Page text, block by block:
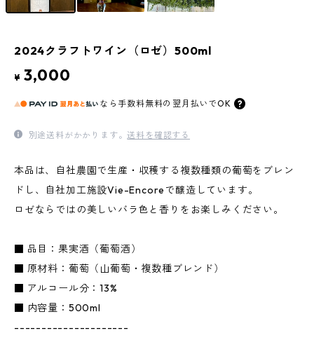
2024クラフトワイン（ロゼ）500ml
¥ 3,000
なら 手数料無料の 翌月払いでOK
別途送料がかかります。送料を確認する
本品は、自社農園で生産・収穫する複数種類の葡萄をブレン
ドし、自社加工施設Vie-Encoreで醸造しています。
ロゼならではの美しいバラ色と香りをお楽しみください。
■ 品目：果実酒（葡萄酒）
■ 原材料：葡萄（山葡萄・複数種ブレンド）
■ アルコール分：13%
■ 内容量：500ml
---------------------